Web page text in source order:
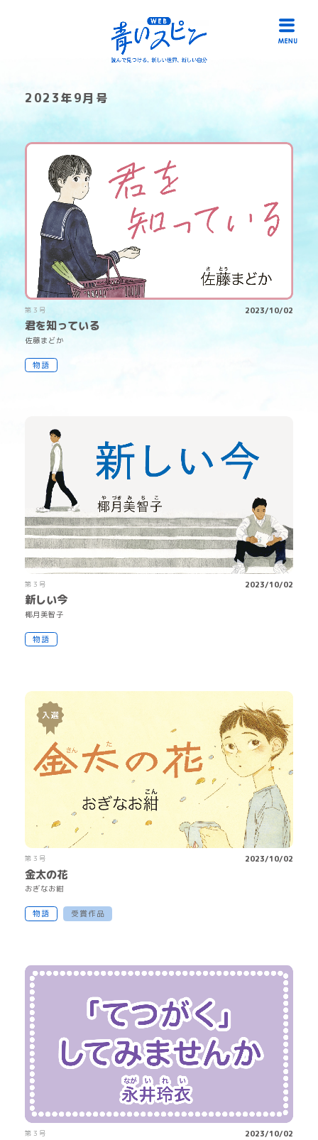
読み物一覧
冊子「青いスピン」
作品募集
リンク
お問い合わせ
2023年9月号
第３号 2023/10/02
君を知っている
佐藤まどか
物語
第３号 2023/10/02
新しい今
椰月美智子
物語
第３号 2023/10/02
金太の花
おぎなお紺
物語 受賞作品
第３号 2023/10/02